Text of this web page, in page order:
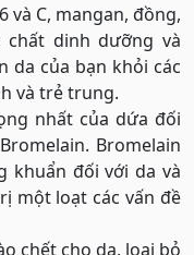
và C, mangan, đồng,
chất dinh dưỡng và
da của bạn khỏi các
và trẻ trung.
nhất của dứa đối
Bromelain
khuẩn đối với da và
một loạt các vấn đề
chết cho da, loại bỏ